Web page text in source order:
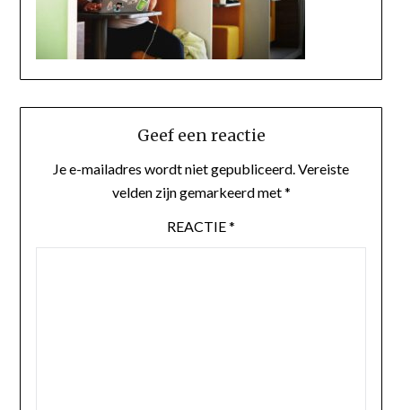
Geef een reactie
Je e-mailadres wordt niet gepubliceerd. Vereiste
velden zijn gemarkeerd met*
REACTIE*